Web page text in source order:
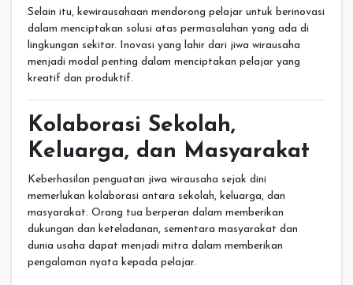
Selain itu, kewirausahaan mendorong pelajar untuk berinovasi
dalam menciptakan solusi atas permasalahan yang ada di
lingkungan sekitar. Inovasi yang lahir dari jiwa wirausaha
menjadi modal penting dalam menciptakan pelajar yang
kreatif dan produktif.
Kolaborasi Sekolah,
Keluarga, dan Masyarakat
Keberhasilan penguatan jiwa wirausaha sejak dini
memerlukan kolaborasi antara sekolah, keluarga, dan
masyarakat. Orang tua berperan dalam memberikan
dukungan dan keteladanan, sementara masyarakat dan
dunia usaha dapat menjadi mitra dalam memberikan
pengalaman nyata kepada pelajar.